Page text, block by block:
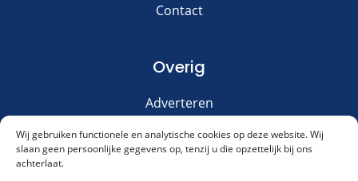
Wij gebruiken functionele en analytische cookies op deze website. Wij
slaan geen persoonlijke gegevens op, tenzij u die opzettelijk bij ons
achterlaat.
Contact
Overig
Adverteren
Disclaimer
Privacy & Cookies